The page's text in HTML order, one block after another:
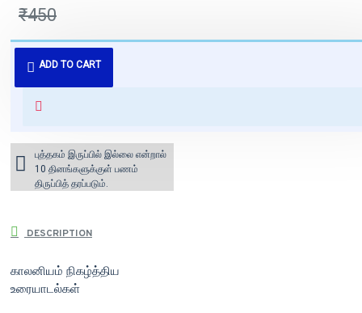
₹450
ADD TO CART
புத்தகம் 3 - 7 நாட்களில் அனுப்பி
வைக்கப்படும்.
for orders above ₹1000 within
புத்தகம் இருப்பில் இல்லை என்றால்
10 தினங்களுக்குள் பணம்
திருப்பித் தரப்படும்.
DESCRIPTION
காலனியம் நிகழ்த்திய
உரையாடல்கள்